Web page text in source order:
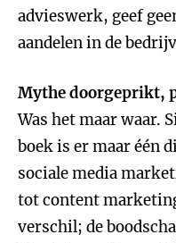
advieswerk, geef
aandelen in de
Mythe doorgeprikt,
Was het maar waar.
boek is er maar één
sociale media
tot content
verschil; de